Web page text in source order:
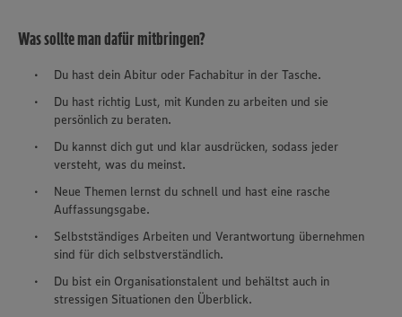
Was sollte man dafür mitbringen?
Du hast dein Abitur oder Fachabitur in der Tasche.
Du hast richtig Lust, mit Kunden zu arbeiten und sie
persönlich zu beraten.
Du kannst dich gut und klar ausdrücken, sodass jeder
versteht, was du meinst.
Neue Themen lernst du schnell und hast eine rasche
Auffassungsgabe.
Selbstständiges Arbeiten und Verantwortung übernehmen
sind für dich selbstverständlich.
Du bist ein Organisationstalent und behältst auch in
stressigen Situationen den Überblick.